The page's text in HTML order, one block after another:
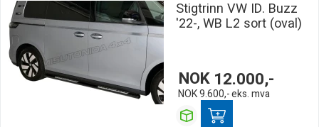
Stigtrinn VW ID. Buzz
'22-, WB L2 sort (oval)
NOK 12.000,-
NOK9.600,-eks. mva